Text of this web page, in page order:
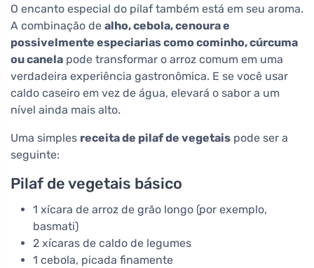
O encanto especial do pilaf também está em seu aroma.
A combinação de alho, cebola, cenoura e
possivelmente especiarias como cominho, cúrcuma
ou canela pode transformar o arroz comum em uma
verdadeira experiência gastronômica. E se você usar
caldo caseiro em vez de água, elevará o sabor a um
nível ainda mais alto.
Uma simples receita de pilaf de vegetais pode ser a
seguinte:
Pilaf de vegetais básico
1 xícara de arroz de grão longo (por exemplo,
basmati)
2 xícaras de caldo de legumes
1 cebola, picada finamente